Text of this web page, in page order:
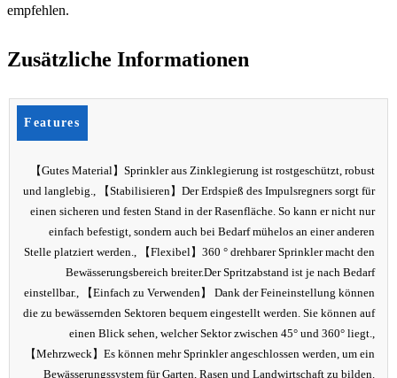
empfehlen.
Zusätzliche Informationen
Features
【Gutes Material】Sprinkler aus Zinklegierung ist rostgeschützt, robust
und langlebig., 【Stabilisieren】Der Erdspieß des Impulsregners sorgt für
einen sicheren und festen Stand in der Rasenfläche. So kann er nicht nur
einfach befestigt, sondern auch bei Bedarf mühelos an einer anderen
Stelle platziert werden., 【Flexibel】360 ° drehbarer Sprinkler macht den
Bewässerungsbereich breiter.Der Spritzabstand ist je nach Bedarf
einstellbar., 【Einfach zu Verwenden】 Dank der Feineinstellung können
die zu bewässernden Sektoren bequem eingestellt werden. Sie können auf
einen Blick sehen, welcher Sektor zwischen 45° und 360° liegt.,
【Mehrzweck】Es können mehr Sprinkler angeschlossen werden, um ein
Bewässerungssystem für Garten, Rasen und Landwirtschaft zu bilden.